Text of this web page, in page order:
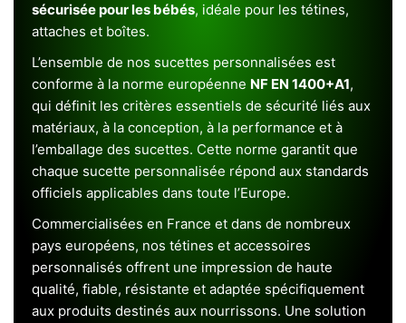
sécurisée pour les bébés, idéale pour les tétines,
attaches et boîtes.
L’ensemble de nos sucettes personnalisées est
conforme à la norme européenne NF EN 1400+A1,
qui définit les critères essentiels de sécurité liés aux
matériaux, à la conception, à la performance et à
l’emballage des sucettes. Cette norme garantit que
chaque sucette personnalisée répond aux standards
officiels applicables dans toute l’Europe.
Commercialisées en France et dans de nombreux
pays européens, nos tétines et accessoires
personnalisés offrent une impression de haute
qualité, fiable, résistante et adaptée spécifiquement
aux produits destinés aux nourrissons. Une solution